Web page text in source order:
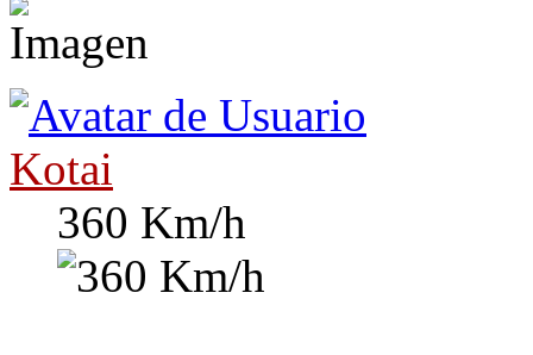
Kotai
360 Km/h